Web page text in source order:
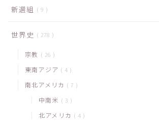
新選組 9
世界史 278
宗教 26
東南アジア 4
南北アメリカ 7
中南米 3
北アメリカ 4